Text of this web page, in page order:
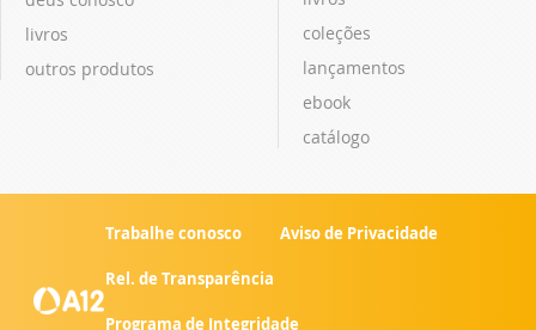
livros
outros produtos
coleções
lançamentos
ebook
catálogo
Trabalhe conosco Aviso de Privacidade
Rel. de Transparência
Programa de Integridade